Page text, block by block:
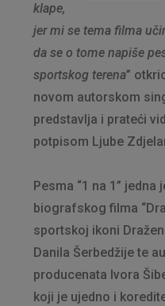
klape,
jer mi se tema filma
da se o tome napiše
sportskog terena”
novom autorskom
predstavlja i prateći
potpisom Ljube
Pesma “1 na 1”
biografskog filma
sportskoj ikoni
Danila Šerbedžije te
producenata Ivora
koji je ujedno i